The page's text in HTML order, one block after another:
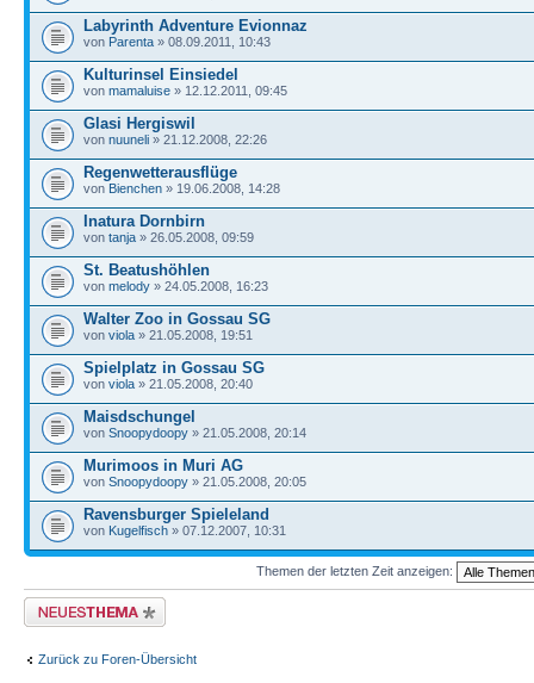
Labyrinth Adventure Evionnaz
von Parenta » 08.09.2011, 10:43
Kulturinsel Einsiedel
von mamaluise » 12.12.2011, 09:45
Glasi Hergiswil
von nuuneli » 21.12.2008, 22:26
Regenwetterausflüge
von Bienchen » 19.06.2008, 14:28
Inatura Dornbirn
von tanja » 26.05.2008, 09:59
St. Beatushöhlen
von melody » 24.05.2008, 16:23
Walter Zoo in Gossau SG
von viola » 21.05.2008, 19:51
Spielplatz in Gossau SG
von viola » 21.05.2008, 20:40
Maisdschungel
von Snoopydoopy » 21.05.2008, 20:14
Murimoos in Muri AG
von Snoopydoopy » 21.05.2008, 20:05
Ravensburger Spieleland
von Kugelfisch » 07.12.2007, 10:31
Themen der letzten Zeit anzeigen:
Neues Thema erstellen
Zurück zu Foren-Übersicht